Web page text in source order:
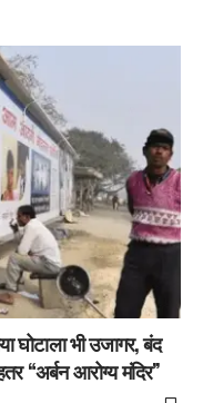
घोटाला भी उजागर, बंद
“अर्बन आरोग्य मंदिर”